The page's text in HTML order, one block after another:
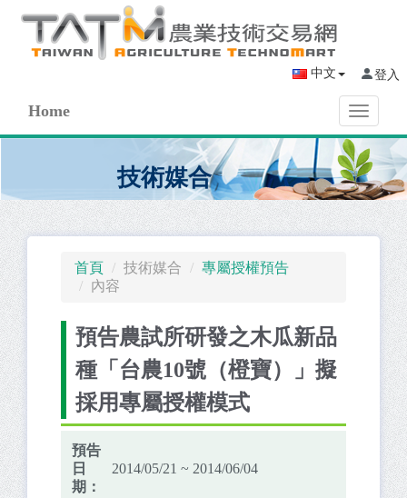
中文 登入
Toggle
Home
技術媒合
首頁 技術媒合
專屬授權預告
內容
預告農試所研發之木瓜新品
種「台農10號（橙寶）」擬
採用專屬授權模式
預告
日
期：
2014/05/21 ~ 2014/06/04